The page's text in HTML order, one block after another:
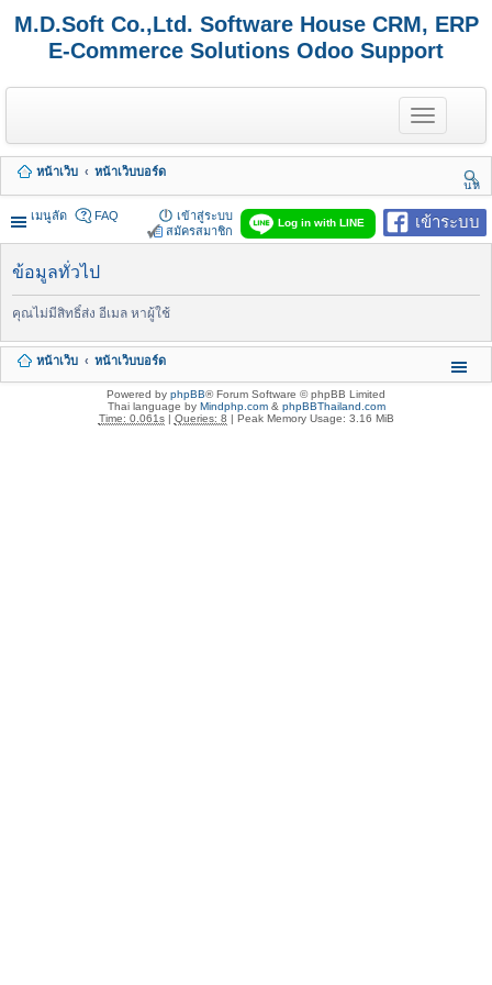
M.D.Soft Co.,Ltd. Software House CRM, ERP
E-Commerce Solutions Odoo Support
T
o
g
e
n
a
v
a
o
หน้าเว็บ
หน้าเว็บบอร์ด
นห
า
เมนูลัด
เข้าระบบ
Log in with LINE
FAQ
เข้าสู่ระบบ
สมัครสมาชิก
ข้อมูลทั่วไป
คุณไม่มีสิทธิ์ส่ง อีเมล หาผู้ใช้
หน้าเว็บ หน้าเว็บบอร์ด
Powered by phpBB® Forum Software © phpBB Limited
Thai language by Mindphp.com& phpBBThailand.com
Time: 0.061s| Queries: 8 | Peak Memory Usage: 3.16 MiB